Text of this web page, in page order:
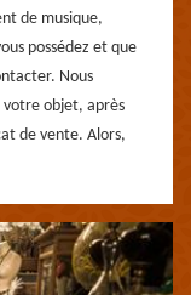
de musique,
possédez et que
Nous
votre objet, après
de vente. Alors,